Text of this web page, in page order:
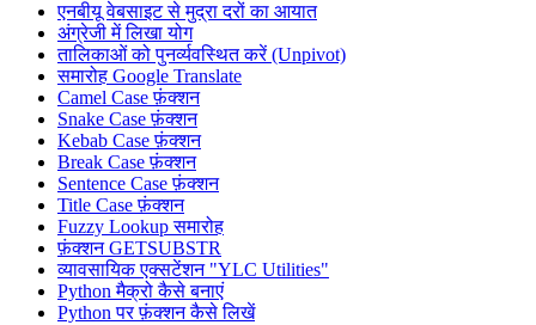
एनबीयू वेबसाइट से मुद्रा दरों का आयात
अंग्रेजी में लिखा योग
तालिकाओं को पुनर्व्यवस्थित करें (Unpivot)
समारोह Google Translate
Camel Case फ़ंक्शन
Snake Case फ़ंक्शन
Kebab Case फ़ंक्शन
Break Case फ़ंक्शन
Sentence Case फ़ंक्शन
Title Case फ़ंक्शन
Fuzzy Lookupसमारोह
फ़ंक्शन GETSUBSTR
व्यावसायिक एक्सटेंशन "YLC Utilities"
Python मैक्रो कैसे बनाएं
Python पर फ़ंक्शन कैसे लिखें